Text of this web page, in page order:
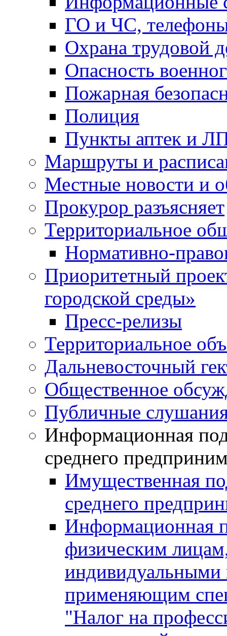
ГО и ЧС,
Охрана трудовой
Опасность
Пожарная
Полиция
Пункты аптек и
Маршруты и
Местные новости и
Прокурор разъясняет
Территориальное
Нормативно-
Приоритетный
городской среды»
Пресс-релизы
Территориальное
Дальневосточный
Общественное
Публичные
Информационная
среднего
Имущественная
среднего
Информационная
физическим
индивидуальными
применяющим
"Налог на